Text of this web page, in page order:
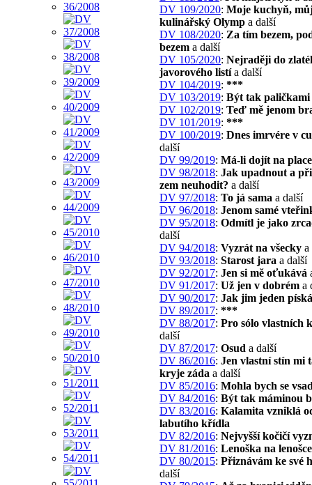
DV 109/2020: Moje kuchyň,
kulinářský Olymp a další
DV 108/2020: Za tím bezem,
bezem a další
DV 105/2020: Nejraději do
javorového listía další
DV 104/2019: ***
DV 103/2019: Být tak paličkami
DV 102/2019: Teď mě jenom
DV 101/2019: ***
DV 100/2019: Dnes imrvére v
další
DV 99/2019: Má-li dojít na
DV 98/2018: Jak upadnout a při
zem neuhodit? a další
DV 97/2018: To já sama a další
DV 96/2018: Jenom samé
DV 95/2018: Odmítl je jako
další
DV 94/2018: Vyzrát na všecky a
DV 93/2018: Starost jara a další
DV 92/2017: Jen si mě oťukává
DV 91/2017: Už jen v dobrém a
DV 90/2017: Jak jim jeden píská
DV 89/2017: ***
DV 88/2017: Pro sólo vlastních
další
DV 87/2017: Osud a další
DV 86/2016: Jen vlastní stín mi
kryje záda a další
DV 85/2016: Mohla bych se
DV 84/2016: Být tak máminou
DV 83/2016: Kalamita vzniklá
labutího křídla
DV 82/2016: Nejvyšší kočičí
DV 81/2016: Lenoška na lenošce
DV 80/2015: Přiznávám ke své
další